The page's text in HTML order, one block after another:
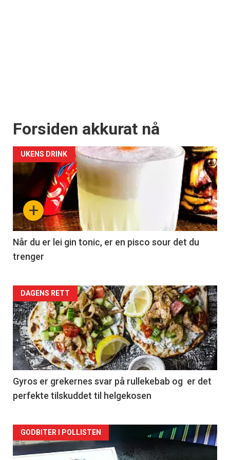
Forsiden akkurat nå
+
UKENS DRINK
Når du er lei gin tonic, er en pisco sour det du
trenger
Forsiden
akkurat
nå
-
2
DAGENS RETT
Gyros er grekernes svar på rullekebab og er det
perfekte tilskuddet til helgekosen
Forsiden
akkurat
GODBITER I POLLISTEN